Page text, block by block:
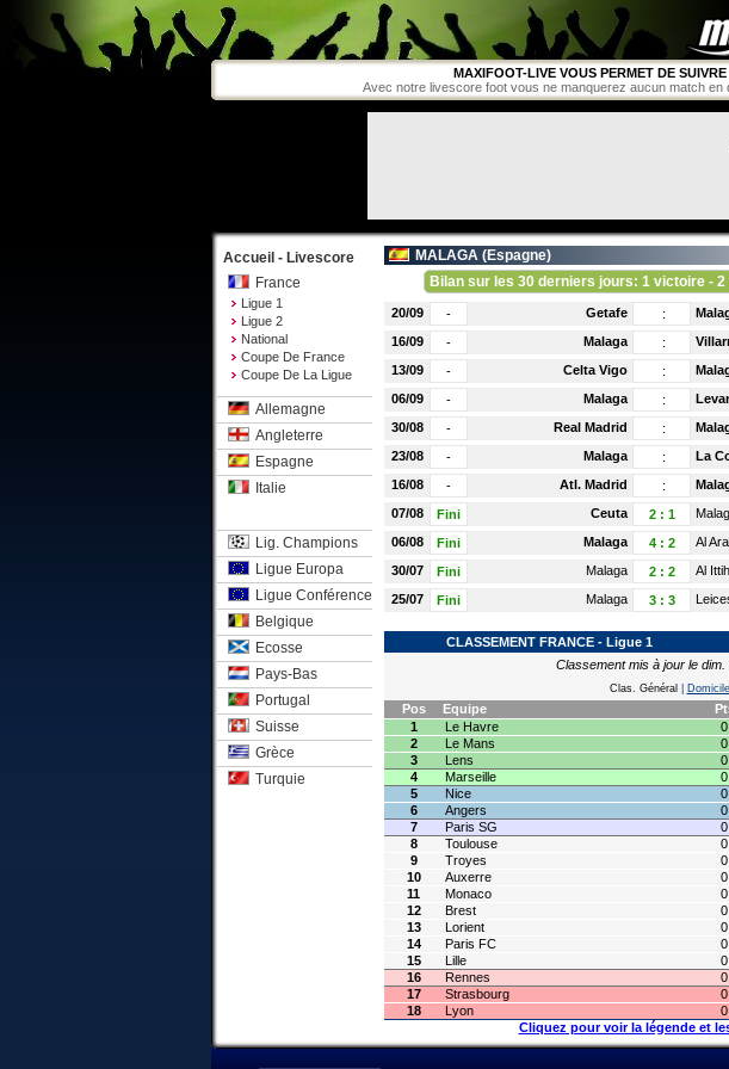
MAXIFOOT-LIVE VOUS PERMET DE
Avec notre livescore foot vous ne manquerez aucun match
Accueil - Livescore
France
Ligue 1
Ligue 2
National
Coupe De France
Coupe De La Ligue
Allemagne
Angleterre
Espagne
Italie
Lig. Champions
Ligue Europa
Ligue Conférence
Belgique
Ecosse
Pays-Bas
Portugal
Suisse
Grèce
Turquie
MALAGA (Espagne)
Bilan sur les 30 derniers jours: 1 victoire -
20/09 - Getafe :
16/09 - Malaga :
13/09 - Celta Vigo :
06/09 - Malaga :
30/08 - Real Madrid :
23/08 - Malaga : La
16/08 - Atl. Madrid :
07/08 Fini Ceuta 2: 1
06/08 Fini Malaga 4: 2 Al
30/07 Fini Malaga 2: 2 Al
25/07 Fini Malaga 3: 3
CLASSEMENT FRANCE - Ligue 1
Classement mis à jour le
Clas. Général Domicile
Pos Equipe
1
Le Havre 0
2
Le Mans 0
3
Lens 0
4
Marseille 0
5
Nice 0
6
Angers 0
7
Paris SG 0
8
Toulouse 0
9
Troyes 0
10
Auxerre 0
11
Monaco 0
12
Brest 0
13
Lorient 0
14
Paris FC 0
15
Lille 0
16
Rennes 0
17
Strasbourg 0
18
Lyon 0
Cliquez pour voir la légende et